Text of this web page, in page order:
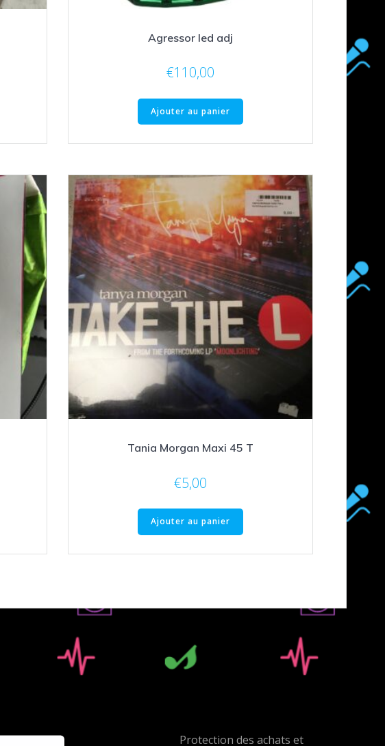
Agressor led adj
€110,00
Ajouter au panier
Tania Morgan Maxi 45 T
€5,00
Ajouter au panier
Protection des achats et